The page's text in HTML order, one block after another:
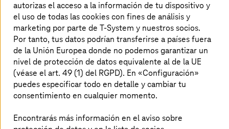
El objetivo: detener el cambio climático
a nivel mundial
Además de los organismos legisladores, cada vez son
más los consumidores que reconocen la necesidad
imperiosa de contribuir a la sostenibilidad y que exigen
conscientemente productos y soluciones más
respetuosos con el clima. Según un sondeo llevado a
cabo por PwC
, los criterios de sostenibilidad se tienen
cada vez más en cuenta en las decisiones de compra:
autorizas el acceso a la información de tu dispositivo y
el uso de todas las cookies con fines de análisis y
marketing por parte de T-System y nuestros socios.
Por tanto, tus datos podrían transferirse a países fuera
de la Unión Europea donde no podemos garantizar un
nivel de protección de datos equivalente al de la UE
(véase el art. 49 (1) del RGPD). En «Configuración»
puedes especificar todo en detalle y cambiar tu
consentimiento en cualquier momento.
Encontrarás más información en el aviso sobre